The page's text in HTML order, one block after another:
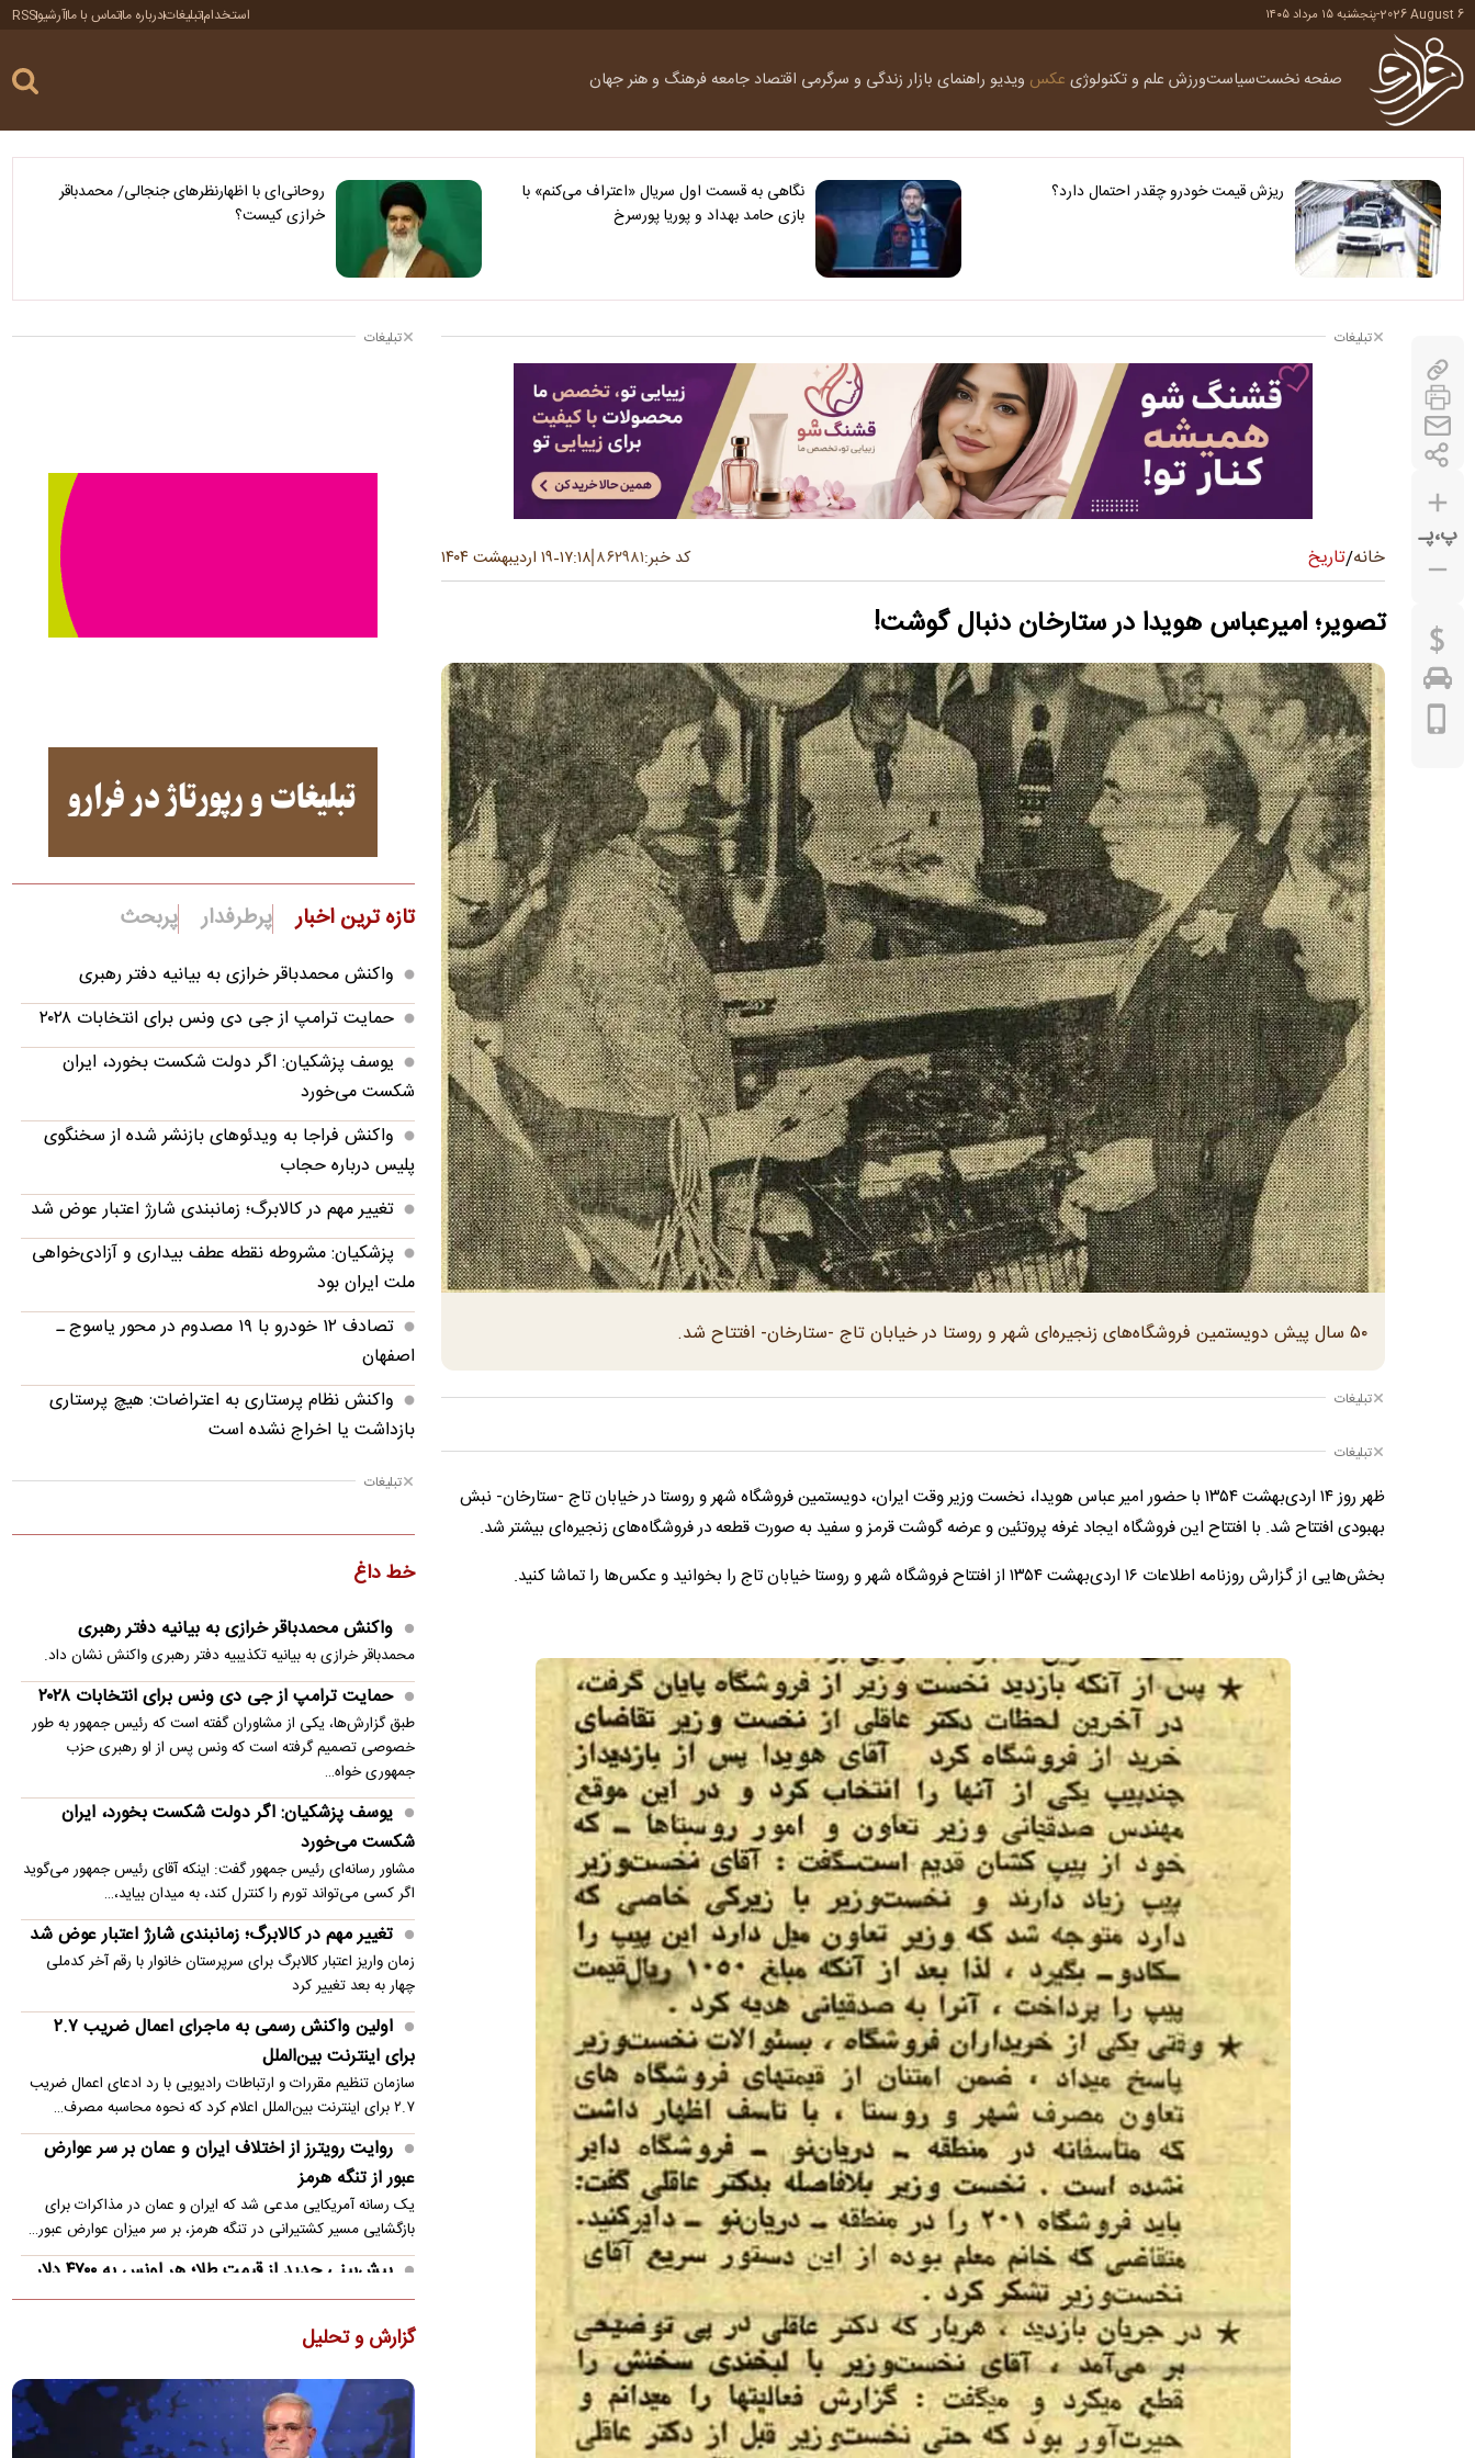
2026 August 6
-پنجشنبه ۱۵ مرداد ۱۴۰۵ استخدامتبلیغاتدرباره ماتماس با ماآرشیوRSS
صفحه نخستسیاستورزش علم و تکنولوژی عکس ویدیو راهنمای بازارزندگی و سرگرمی اقتصاد جامعهفرهنگ و هنرجهان
ریزش قیمت خودرو چقدر احتمال دارد؟
نگاهی به قسمت اول سریال «اعتراف می‌کنم» با
بازی حامد بهداد و پوریا پورسرخ
روحانی‌ای با اظهارنظرهای جنجالی/ محمدباقر
خرازی کیست؟
پ،پـ
تبلیغات
خانه/تاریخ کد خبر:۸۶۲۹۸۱ ۱۷:۱۸-۱۹ اردیبهشت ۱۴۰۴
تصویر؛ امیرعباس هویدا در ستارخان دنبال گوشت!
۵۰ سال پیش دویستمین فروشگاه‌های زنجیره‌ای شهر و روستا در خیابان تاج -ستارخان- افتتاح شد.
تبلیغات
تبلیغات
ظهر روز ۱۴ اردی‌بهشت ۱۳۵۴ با حضور امیر عباس هویدا، نخست وزیر وقت ایران، دویستمین فروشگاه شهر و روستا در خیابان تاج -ستارخان- نبش
بهبودی افتتاح شد. با افتتاح این فروشگاه ایجاد غرفه‌ پروتئین و عرضه‌ گوشت قرمز و سفید به صورت قطعه در فروشگاه‌های زنجیره‌ای بیشتر شد.
بخش‌هایی از گزارش روزنامه اطلاعات ۱۶ اردی‌بهشت ۱۳۵۴ از افتتاح فروشگاه شهر و روستا خیابان تاج را بخوانید و عکس‌ها را تماشا کنید.
تبلیغات
تازه ترین اخبار پرطرفدار پربحث
واکنش محمدباقر خرازی به بیانیه دفتر رهبری
حمایت ترامپ از جی دی ونس برای انتخابات ۲۰۲۸
یوسف پزشکیان: اگر دولت شکست بخورد، ایران
شکست می‌خورد
واکنش فراجا به ویدئوهای بازنشر شده از سخنگوی
پلیس درباره حجاب
تغییر مهم در کالابرگ؛ زمانبندی‌ شارژ اعتبار عوض شد
پزشکیان: مشروطه نقطه عطف بیداری و آزادی‌خواهی
ملت ایران بود
تصادف ۱۲ خودرو با ۱۹ مصدوم در محور یاسوج ـ
اصفهان
واکنش نظام پرستاری به اعتراضات: هیچ پرستاری
بازداشت یا اخراج نشده است
ربیعی: دلسوزان ایران معتقدند مسیر درست راهبرد
برای اینترنت بین‌الملل
تاریخ امتحانات معوق در استان های جنوبی
جزئیات جدید از اجرای قانون افزایش سنوات
بازنشستگی
کویت دستور تعطیلی تنها مدرسه ایرانی را صادر کرد
دست‌نوشته‌ای عجیب میان تجمع‌کنندگان شبانه
وزارت اطلاعات: ۲۱ جاسوس موساد و ۴ عضو باندهای
شرارت در کرمان دستگیر شدند
تبلیغات
خط داغ
واکنش محمدباقر خرازی به بیانیه دفتر رهبری
محمدباقر خرازی به بیانیه تکذیبیه دفتر رهبری واکنش نشان داد.
حمایت ترامپ از جی دی ونس برای انتخابات ۲۰۲۸
طبق گزارش‌ها، یکی از مشاوران گفته است که رئیس جمهور به طور
خصوصی تصمیم گرفته است که ونس پس از او رهبری حزب
جمهوری خواه…
یوسف پزشکیان: اگر دولت شکست بخورد، ایران
شکست می‌خورد
مشاور رسانه‌ای رئیس جمهور گفت: اینکه آقای رئیس جمهور می‌گوید
اگر کسی می‌تواند تورم را کنترل کند، به میدان بیاید،…
تغییر مهم در کالابرگ؛ زمانبندی‌ شارژ اعتبار عوض شد
زمان واریز اعتبار کالابرگ برای سرپرستان خانوار با رقم آخر کدملی
چهار به بعد تغییر کرد
اولین واکنش رسمی به ماجرای اعمال ضریب ۲.۷
برای اینترنت بین‌الملل
سازمان تنظیم مقررات و ارتباطات رادیویی با رد ادعای اعمال ضریب
۲.۷ برای اینترنت بین‌الملل اعلام کرد که نحوه محاسبه مصرف…
روایت رویترز از اختلاف ایران و عمان بر سر عوارض
عبور از تنگه هرمز
یک رسانه آمریکایی مدعی شد که ایران و عمان در مذاکرات برای
بازگشایی مسیر کشتیرانی در تنگه هرمز، بر سر میزان عوارض عبور…
پیش‌بینی جدید از قیمت طلا؛ هر اونس به ۴۷۰۰ دلار
می‌رسد؟
دویچه‌بانک معتقد است روند صعودی بازار جهانی طلا هنوز به پایان
نرسیده و قیمت هر اونس این فلز گران‌بها می‌تواند تا پایان…
تصاویر؛ حراج ۸۸ اثر فاخر از عهد تیموریان تا دوره
معاصر
نمایشگاه دومین رویداد حراج آثار فاخر هنر کلاسیک و سنتی
گزارش و تحلیل